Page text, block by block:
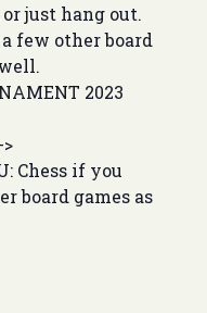
just hang out.
few other board
2023
Chess if you
board games as